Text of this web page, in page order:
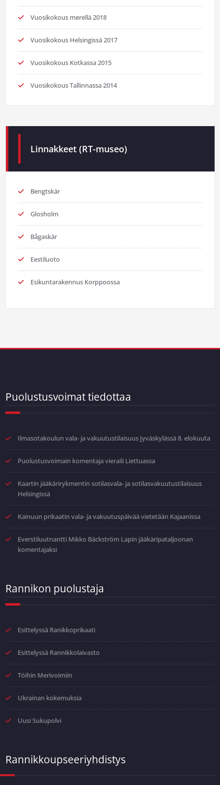
Vuosikokous merellä 2018
Vuosikokous Helsingissä 2017
Vuosikokous Kotkassa 2015
Vuosikokous Tallinnassa 2014
Linnakkeet (RT-museo)
Bengtskär
Glosholm
Bågaskär
Eestiluoto
Esikuntarakennus Korppoossa
Puolustusvoimat tiedottaa
Ilmasotakoulun vala- ja vakuutustilaisuus Jyväskylässä 8. elokuuta
Puolustusvoimain komentaja vieraili Liettuassa
Kaartin jääkärirykmentin sotilasvala- ja sotilasvakuutustilaisuus
Helsingissä
Kainuun prikaatin vala- ja vakuutuspäivää vietetään Kajaanissa
Everstiluutnantti Mikko Bäckström Lapin jääkäripataljoonan
komentajaksi
Rannikon puolustaja
Esittelyssä Ranikkoprikaati
Esittelyssä Rannikkolaivasto
Töihin Merivoimiin
Ukrainan kokemuksia
Uusi Sukupolvi
Rannikkoupseeriyhdistys